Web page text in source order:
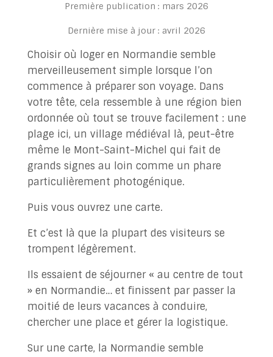
Première publication : mars 2026
Dernière mise à jour : avril 2026
Choisir où loger en Normandie semble
merveilleusement simple lorsque l’on
commence à préparer son voyage. Dans
votre tête, cela ressemble à une région bien
ordonnée où tout se trouve facilement : une
plage ici, un village médiéval là, peut-être
même le Mont-Saint-Michel qui fait de
grands signes au loin comme un phare
particulièrement photogénique.
Puis vous ouvrez une carte.
Et c’est là que la plupart des visiteurs se
trompent légèrement.
Ils essaient de séjourner « au centre de tout
» en Normandie… et finissent par passer la
moitié de leurs vacances à conduire,
chercher une place et gérer la logistique.
Sur une carte, la Normandie semble